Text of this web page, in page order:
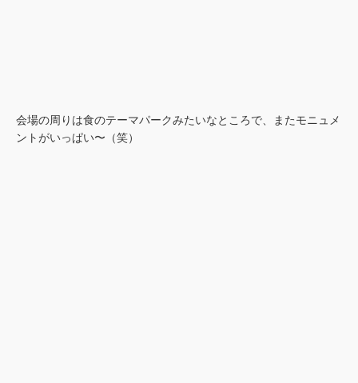
会場の周りは食のテーマパークみたいなところで、またモニュメ
ントがいっぱい〜（笑）